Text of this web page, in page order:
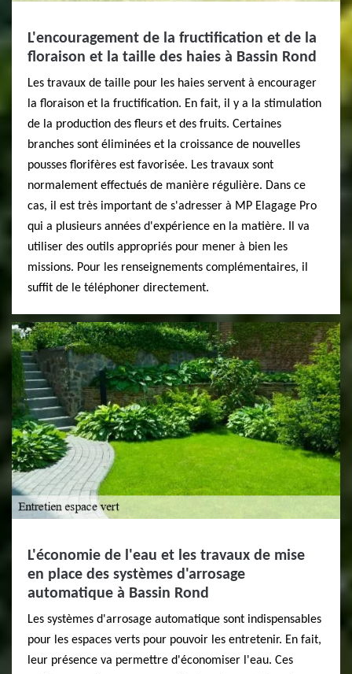
L'encouragement de la fructification et de la
floraison et la taille des haies à Bassin Rond
Les travaux de taille pour les haies servent à encourager
la floraison et la fructification. En fait, il y a la stimulation
de la production des fleurs et des fruits. Certaines
branches sont éliminées et la croissance de nouvelles
pousses florifères est favorisée. Les travaux sont
normalement effectués de manière régulière. Dans ce
cas, il est très important de s'adresser à MP Elagage Pro
qui a plusieurs années d'expérience en la matière. Il va
utiliser des outils appropriés pour mener à bien les
missions. Pour les renseignements complémentaires, il
suffit de le téléphoner directement.
L'économie de l'eau et les travaux de mise
en place des systèmes d'arrosage
automatique à Bassin Rond
Les systèmes d'arrosage automatique sont indispensables
pour les espaces verts pour pouvoir les entretenir. En fait,
leur présence va permettre d'économiser l'eau. Ces